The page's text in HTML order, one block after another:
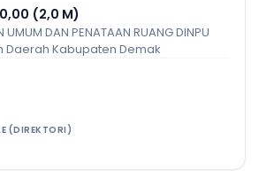
(2,0 M)
UMUM DAN PENATAAN RUANG DINPU
Daerah Kabupaten Demak
(DIREKTORI)